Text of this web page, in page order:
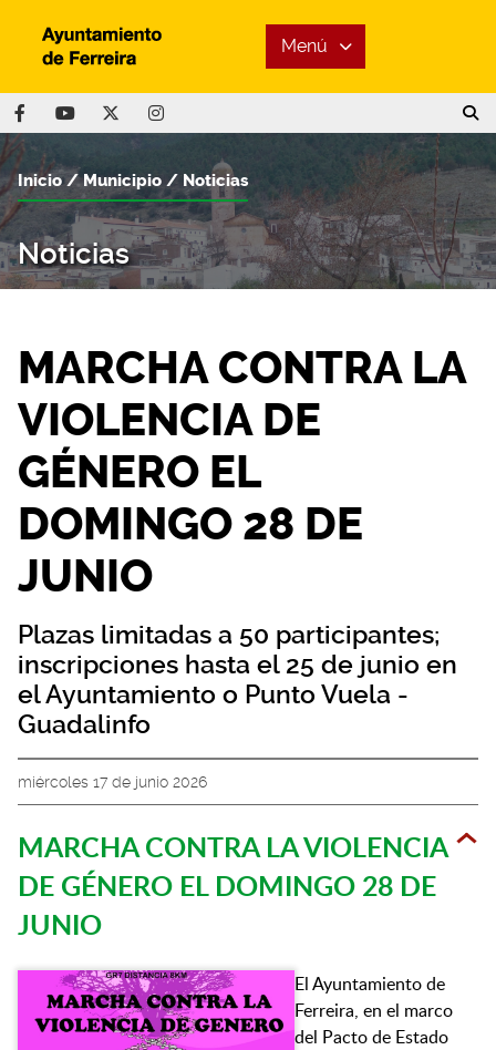
Menú
Noticias
Inicio Municipio Noticias
MARCHA CONTRA LA
VIOLENCIA DE
GÉNERO EL
DOMINGO 28 DE
JUNIO
Plazas limitadas a 50 participantes;
inscripciones hasta el 25 de junio en
el Ayuntamiento o Punto Vuela -
Guadalinfo
miércoles 17 de junio 2026
MARCHA CONTRA LA VIOLENCIA
DE GÉNERO EL DOMINGO 28 DE
JUNIO
El Ayuntamiento de
Ferreira, en el marco
del Pacto de Estado